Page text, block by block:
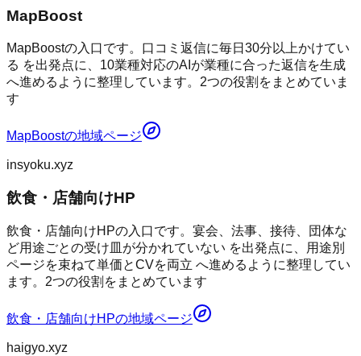
MapBoost
MapBoostの入口です。口コミ返信に毎日30分以上かけてい
る を出発点に、10業種対応のAIが業種に合った返信を生成
へ進めるように整理しています。2つの役割をまとめていま
す
MapBoostの地域ページ
insyoku.xyz
飲食・店舗向けHP
飲食・店舗向けHPの入口です。宴会、法事、接待、団体な
ど用途ごとの受け皿が分かれていない を出発点に、用途別
ページを束ねて単価とCVを両立 へ進めるように整理してい
ます。2つの役割をまとめています
飲食・店舗向けHPの地域ページ
haigyo.xyz